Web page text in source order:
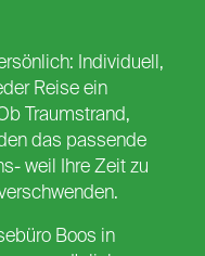
Individuell,
Reise ein
Traumstrand,
das passende
weil Ihre Zeit zu
Boos in